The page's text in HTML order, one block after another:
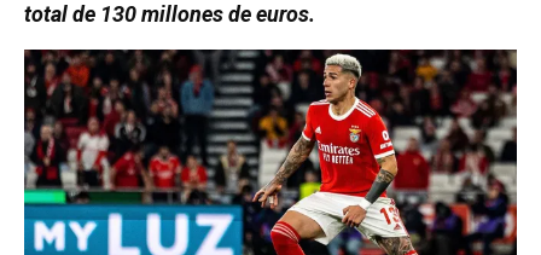
total de 130 millones de euros.